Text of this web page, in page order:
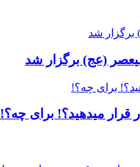
(عج) برگزار شد
قرار میدهید؟! برای چه؟!